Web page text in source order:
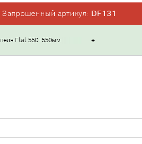
Запрошенный артикул: DF131
Flat 550+550мм +